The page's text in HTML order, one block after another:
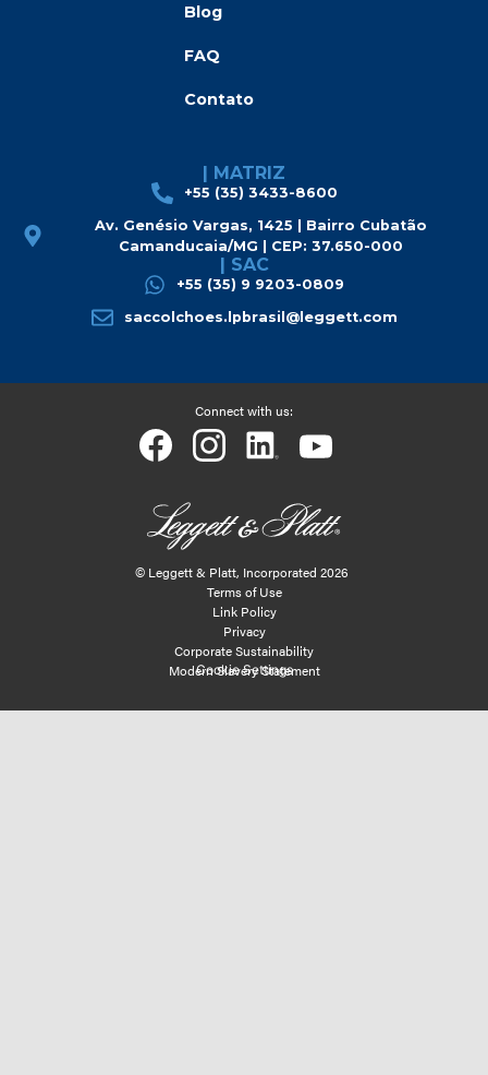
Blog
FAQ
Contato
| MATRIZ
+55 (35) 3433-8600
Av. Genésio Vargas, 1425 | Bairro Cubatão
Camanducaia/MG | CEP: 37.650-000
| SAC
+55 (35) 9 9203-0809
saccolchoes.lpbrasil@leggett.com
Cookie Settings